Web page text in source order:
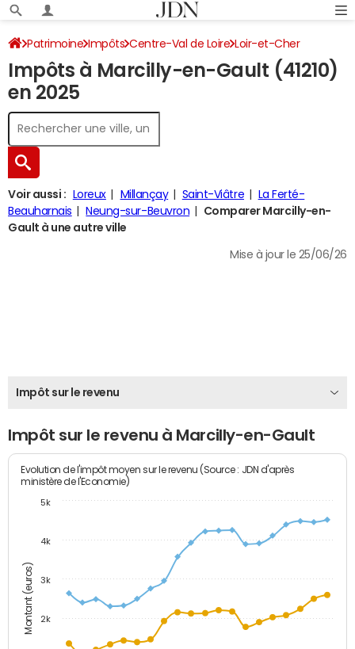
Patrimoine Impôts Centre-Val de Loire Loir-et-Cher
Marcilly-en-Gault Impôt sur le revenu
Impôts à Marcilly-en-Gault (41210)
en 2025
Voir aussi : Loreux Millançay Saint-Viâtre
La Ferté-
Beauharnais
Neung-sur-Beuvron
Comparer Marcilly-en-
Gault à une autre ville
Mise à jour le 25/06/26
Impôt sur le revenu
Impôt sur le revenu à Marcilly-en-Gault
Montant (euros)
Evolution de l'impôt moyen sur le revenu (Source : JDN d'après
ministère de l'Economie)
2k
3k
4k
5k